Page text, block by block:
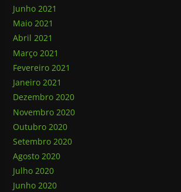
Junho 2021
Maio 2021
Abril 2021
Março 2021
Fevereiro 2021
Janeiro 2021
Dezembro 2020
Novembro 2020
Outubro 2020
Setembro 2020
Agosto 2020
Julho 2020
Junho 2020